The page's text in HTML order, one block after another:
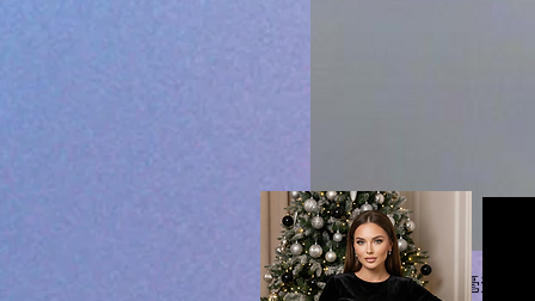
拉米法伦胶囊 590毫升